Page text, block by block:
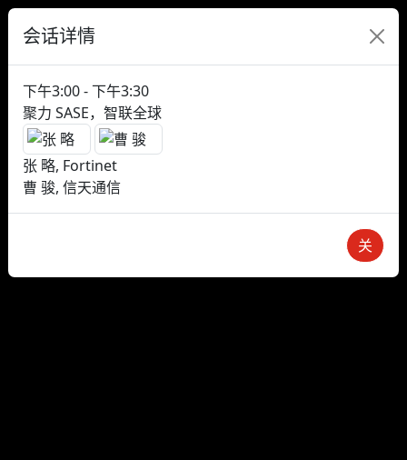
会话详情
下午3:00 - 下午3:30
聚力 SASE，智联全球
张 略, Fortinet
曹 骏, 信天通信
关